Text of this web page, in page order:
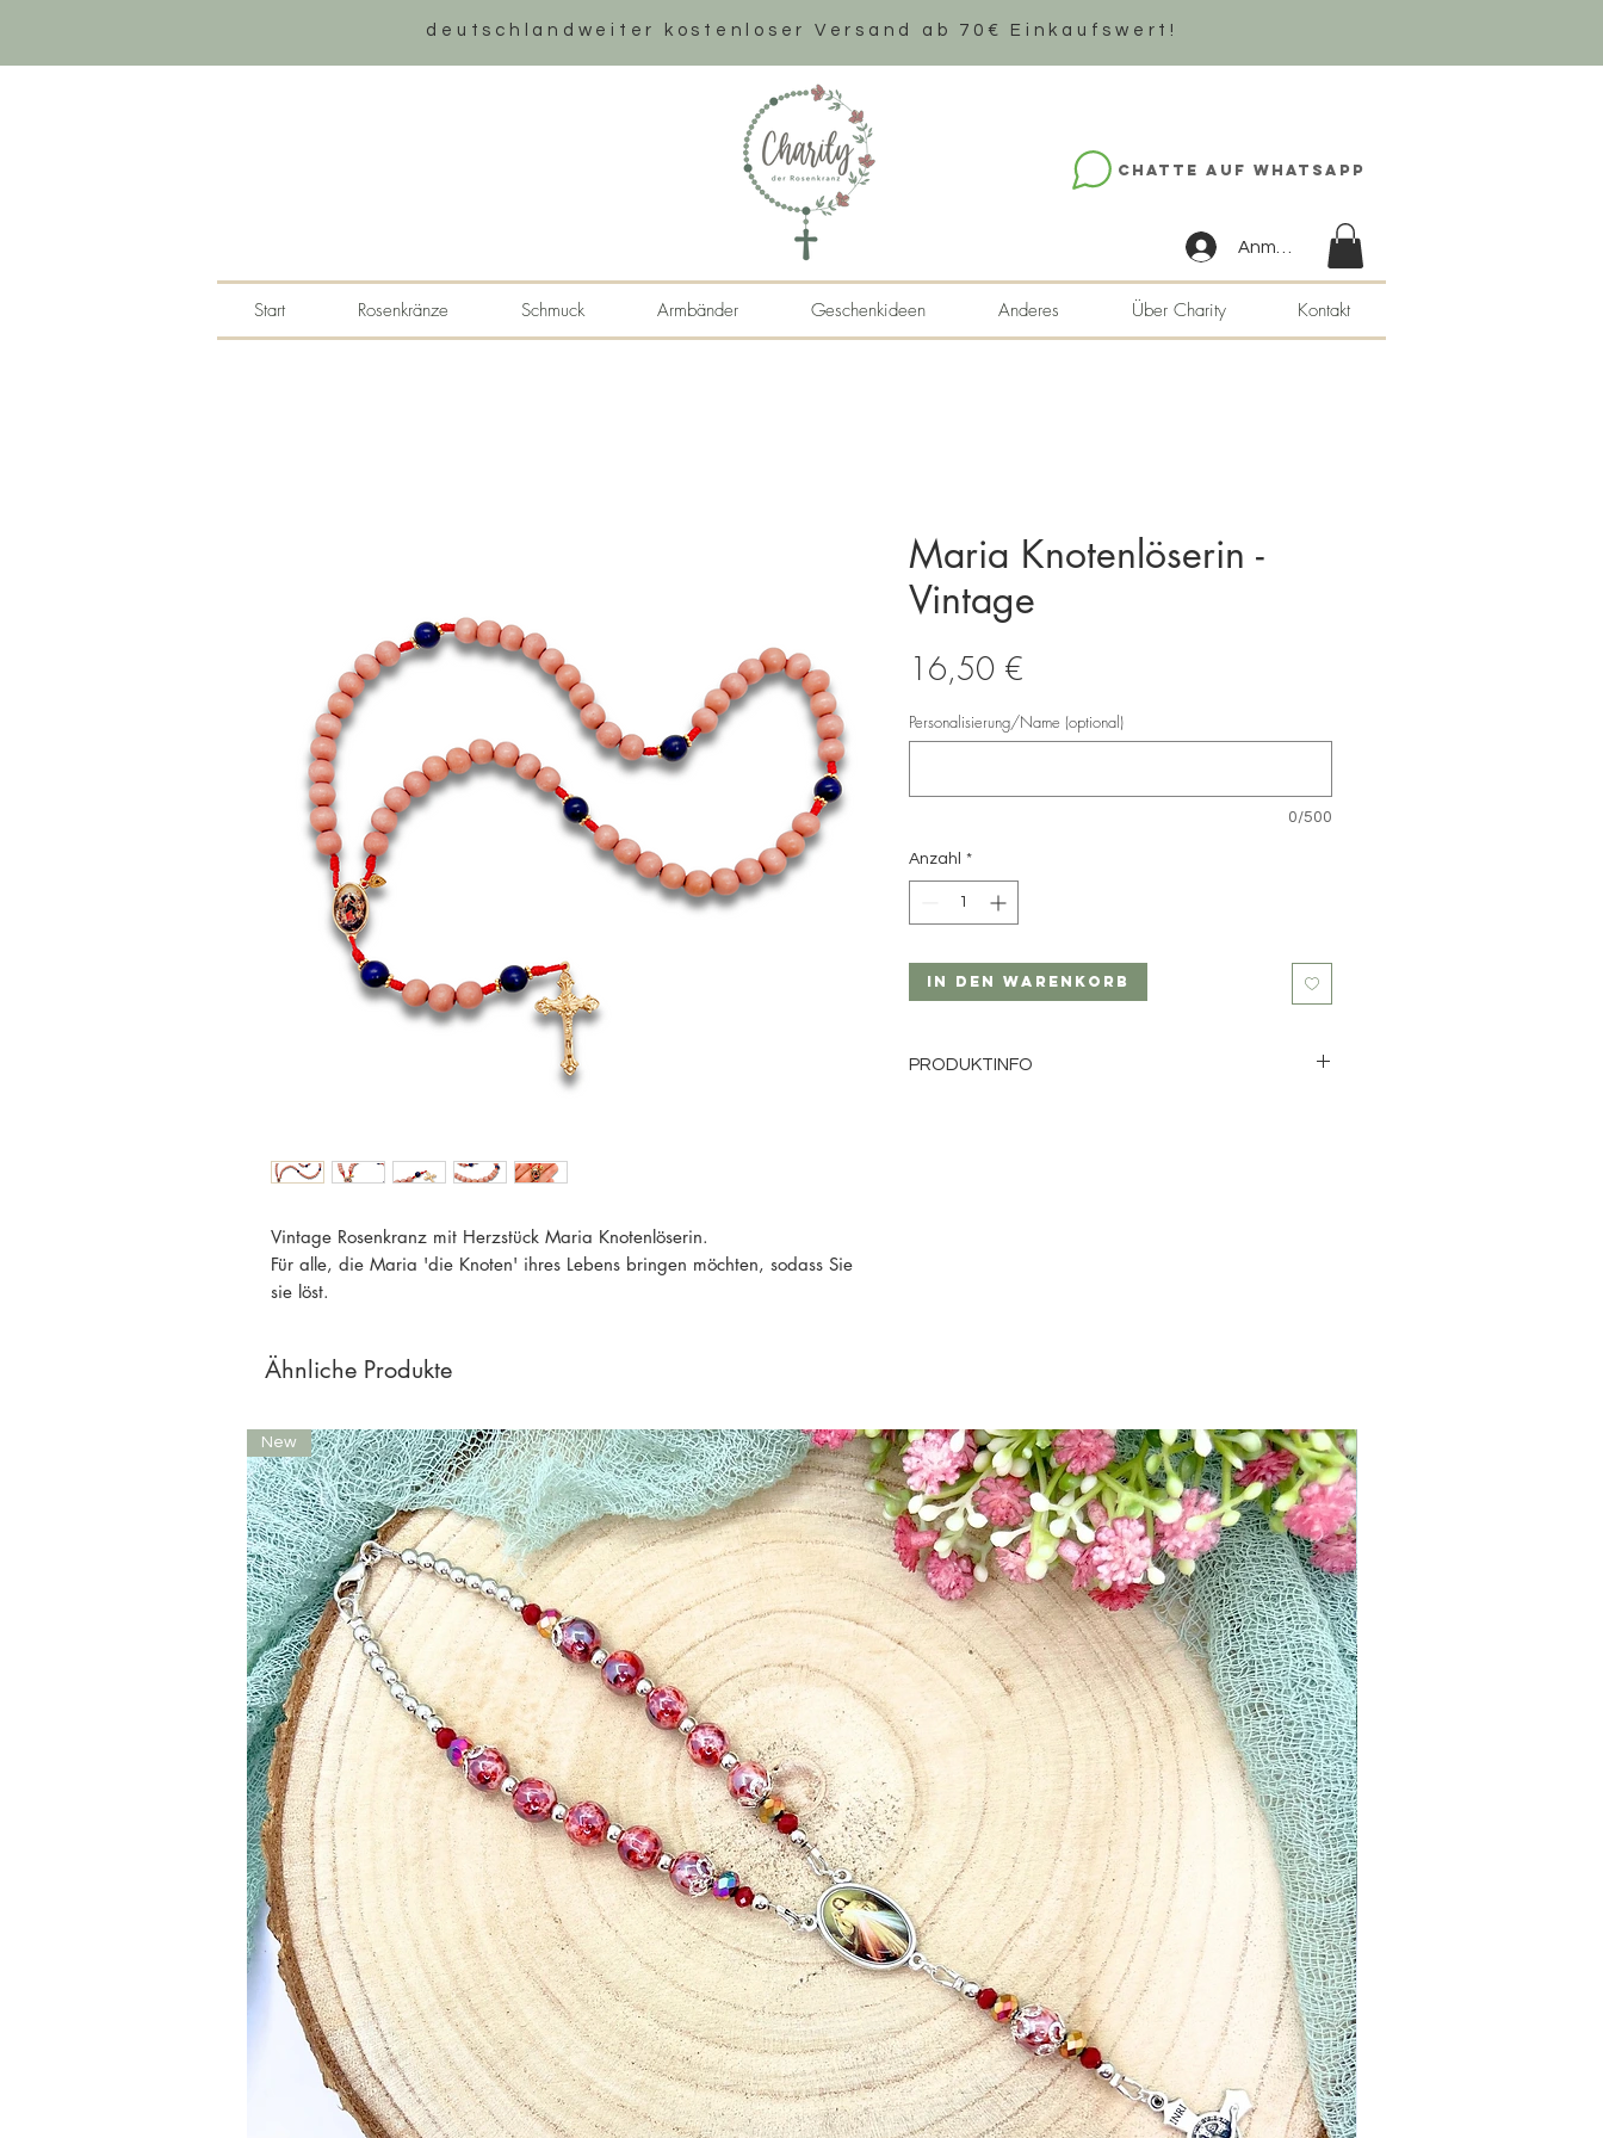
deutschlandweiter k ostenloser Versand ab 70€ Einkaufswert!
Chatte auf WhatsApp
Anmelden
Start Rosenkränze Schmuck Armbänder Geschenkideen Anderes Über Charity Kontakt
Vintage Rosenkranz mit Herzstück Maria Knotenlöserin.
Für alle, die Maria 'die Knoten' ihres Lebens bringen möchten, sodass Sie
sie löst.
Maria Knotenlöserin -
Vintage
16,50 €
Personalisierung/Name (optional)
0/500
Anzahl *
In den Warenkorb
PRODUKTINFO
Ähnliche Produkte
New